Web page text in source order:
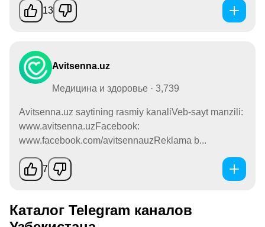
13
Avitsenna.uz
Медицина и здоровье · 3,739
Avitsenna.uz saytining rasmiy kanaliVeb-sayt manzili:
www.avitsenna.uzFacebook:
www.facebook.com/avitsennauzReklama b...
7
Каталог Telegram каналов